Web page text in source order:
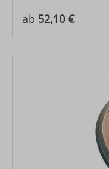
Regulärer Preis:
ab 52,10 €